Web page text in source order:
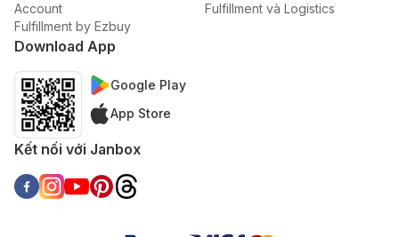
Account
Fulfillment by Ezbuy
Fulfillment và Logistics
Download App
Google Play
App Store
Kết nối với Janbox